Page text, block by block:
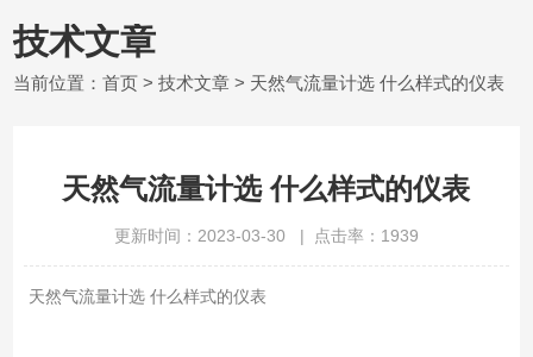
技术文章
当前位置：首页 >技术文章 > 天然气流量计选 什么样式的仪表
天然气流量计选 什么样式的仪表
更新时间：2023-03-30 | 点击率：1939
天然气流量计选 什么样式的仪表